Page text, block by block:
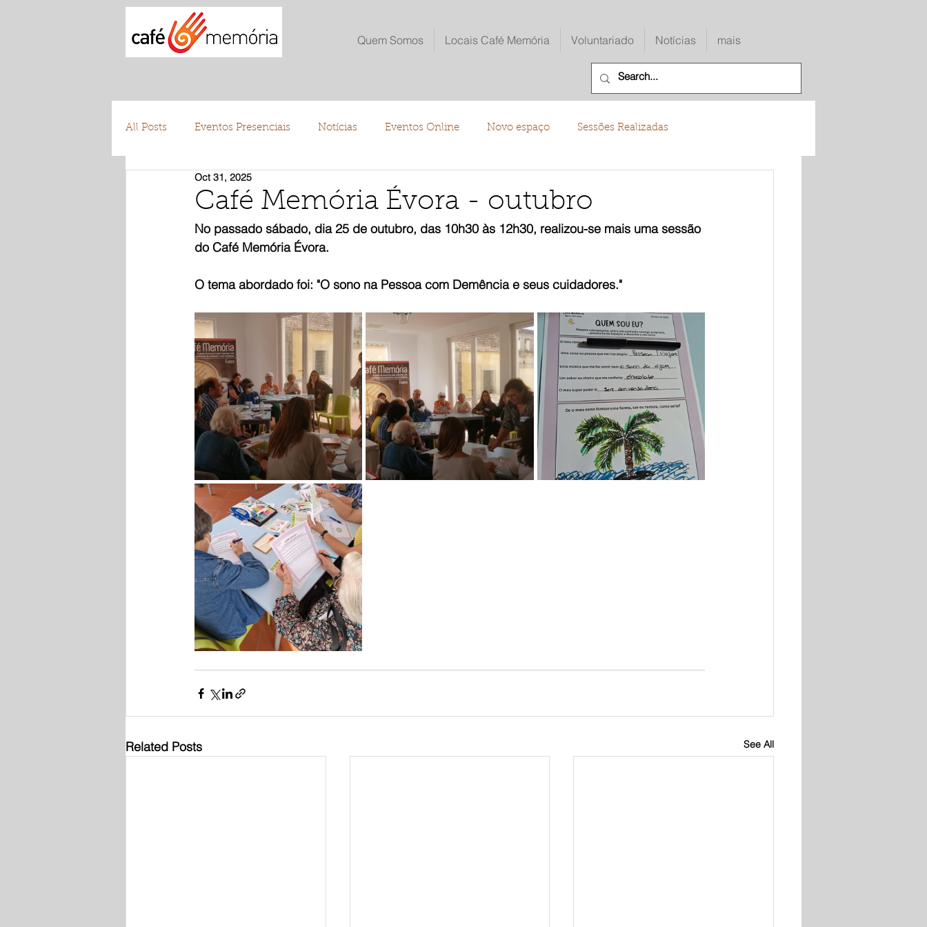
Quem Somos Locais Café Memória Voluntariado Notícias mais
All Posts Eventos Presenciais Notícias Eventos Online Novo espaço Sessões Realizadas
Testemunhos Voluntariado
Café Memória Évora - outubro
Oct 31, 2025
No passado sábado, dia 25 de outubro, das 10h30 às 12h30, realizou-se mais uma sessão
do Café Memória Évora.
O tema abordado foi: "O sono na Pessoa com Demência e seus cuidadores."
Related Posts See All